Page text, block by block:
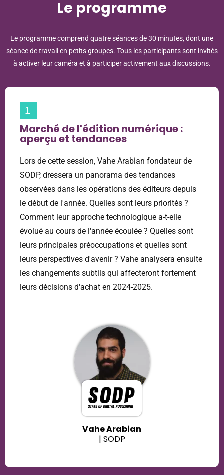
Le programme
Le programme comprend quatre séances de 30 minutes, dont une
séance de travail en petits groupes. Tous les participants sont invités
à activer leur caméra et à participer activement aux discussions.
1
Marché de l'édition numérique :
aperçu et tendances
Lors de cette session, Vahe Arabian fondateur de
SODP, dressera un panorama des tendances
observées dans les opérations des éditeurs depuis
le début de l'année. Quelles sont leurs priorités ?
Comment leur approche technologique a-t-elle
évolué au cours de l'année écoulée ? Quelles sont
leurs principales préoccupations et quelles sont
leurs perspectives d'avenir ? Vahe analysera ensuite
les changements subtils qui affecteront fortement
leurs décisions d'achat en 2024-2025.
Vahe Arabian
| SODP